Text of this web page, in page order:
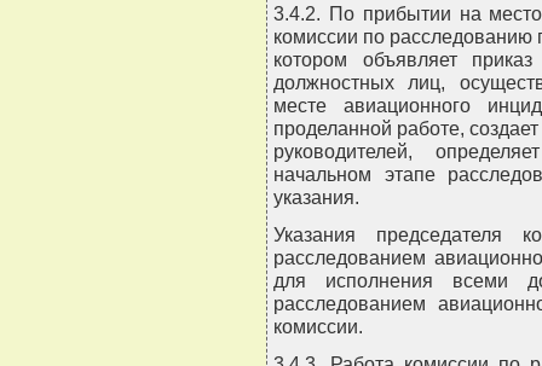
3.4.2. По прибытии на
комиссии по расследованию
котором объявляет
должностных лиц,
месте авиационного
проделанной работе,
руководителей,
начальном этапе
указания.
Указания председателя
расследованием
для исполнения всеми
расследованием
комиссии.